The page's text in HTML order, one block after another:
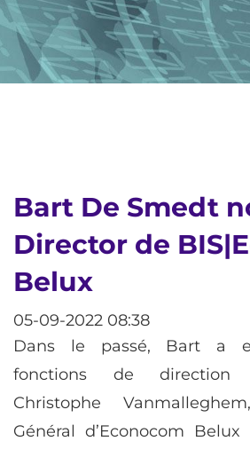
Bart De Smedt
Director de
Belux
05-09-2022 08:38
Dans le passé, Bart a
fonctions de direction
Christophe
Général d’Econocom